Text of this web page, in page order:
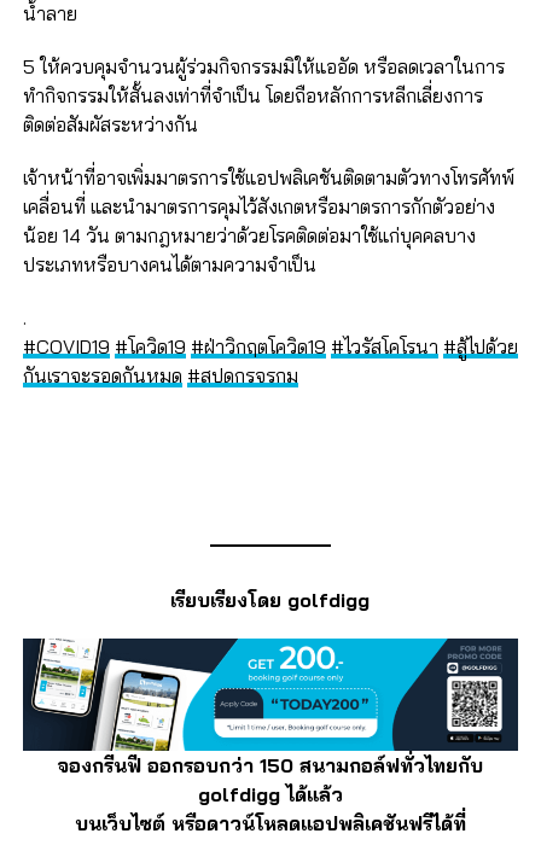
น้ำลาย
5 ให้ควบคุมจำนวนผู้ร่วมกิจกรรมมิให้แออัด หรือลดเวลาในการ
ทำกิจกรรมให้สั้นลงเท่าที่จำเป็น โดยถือหลักการหลีกเลี่ยงการ
ติดต่อสัมผัสระหว่างกัน
เจ้าหน้าที่อาจเพิ่มมาตรการใช้แอปพลิเคชันติดตามตัวทางโทรศัทพ์
เคลื่อนที่ และนำมาตรการคุมไว้สังเกตหรือมาตรการกักตัวอย่าง
น้อย 14 วัน ตามกฎหมายว่าด้วยโรคติดต่อมาใช้แก่บุคคลบาง
ประเภทหรือบางคนได้ตามความจำเป็น
.
#COVID19 #โควิด19 #ฝ่าวิกฤตโควิด19 #ไวรัสโคโรนา #สู้ไปด้วย
กันเราจะรอดกันหมด #สปดกรจรกม
เรียบเรียงโดย golfdigg
จองกรีนฟี ออกรอบกว่า 150 สนามกอล์ฟทั่วไทยกับ
golfdigg ได้แล้ว
บนเว็บไซต์ หรือดาวน์โหลดแอปพลิเคชันฟรีได้ที่